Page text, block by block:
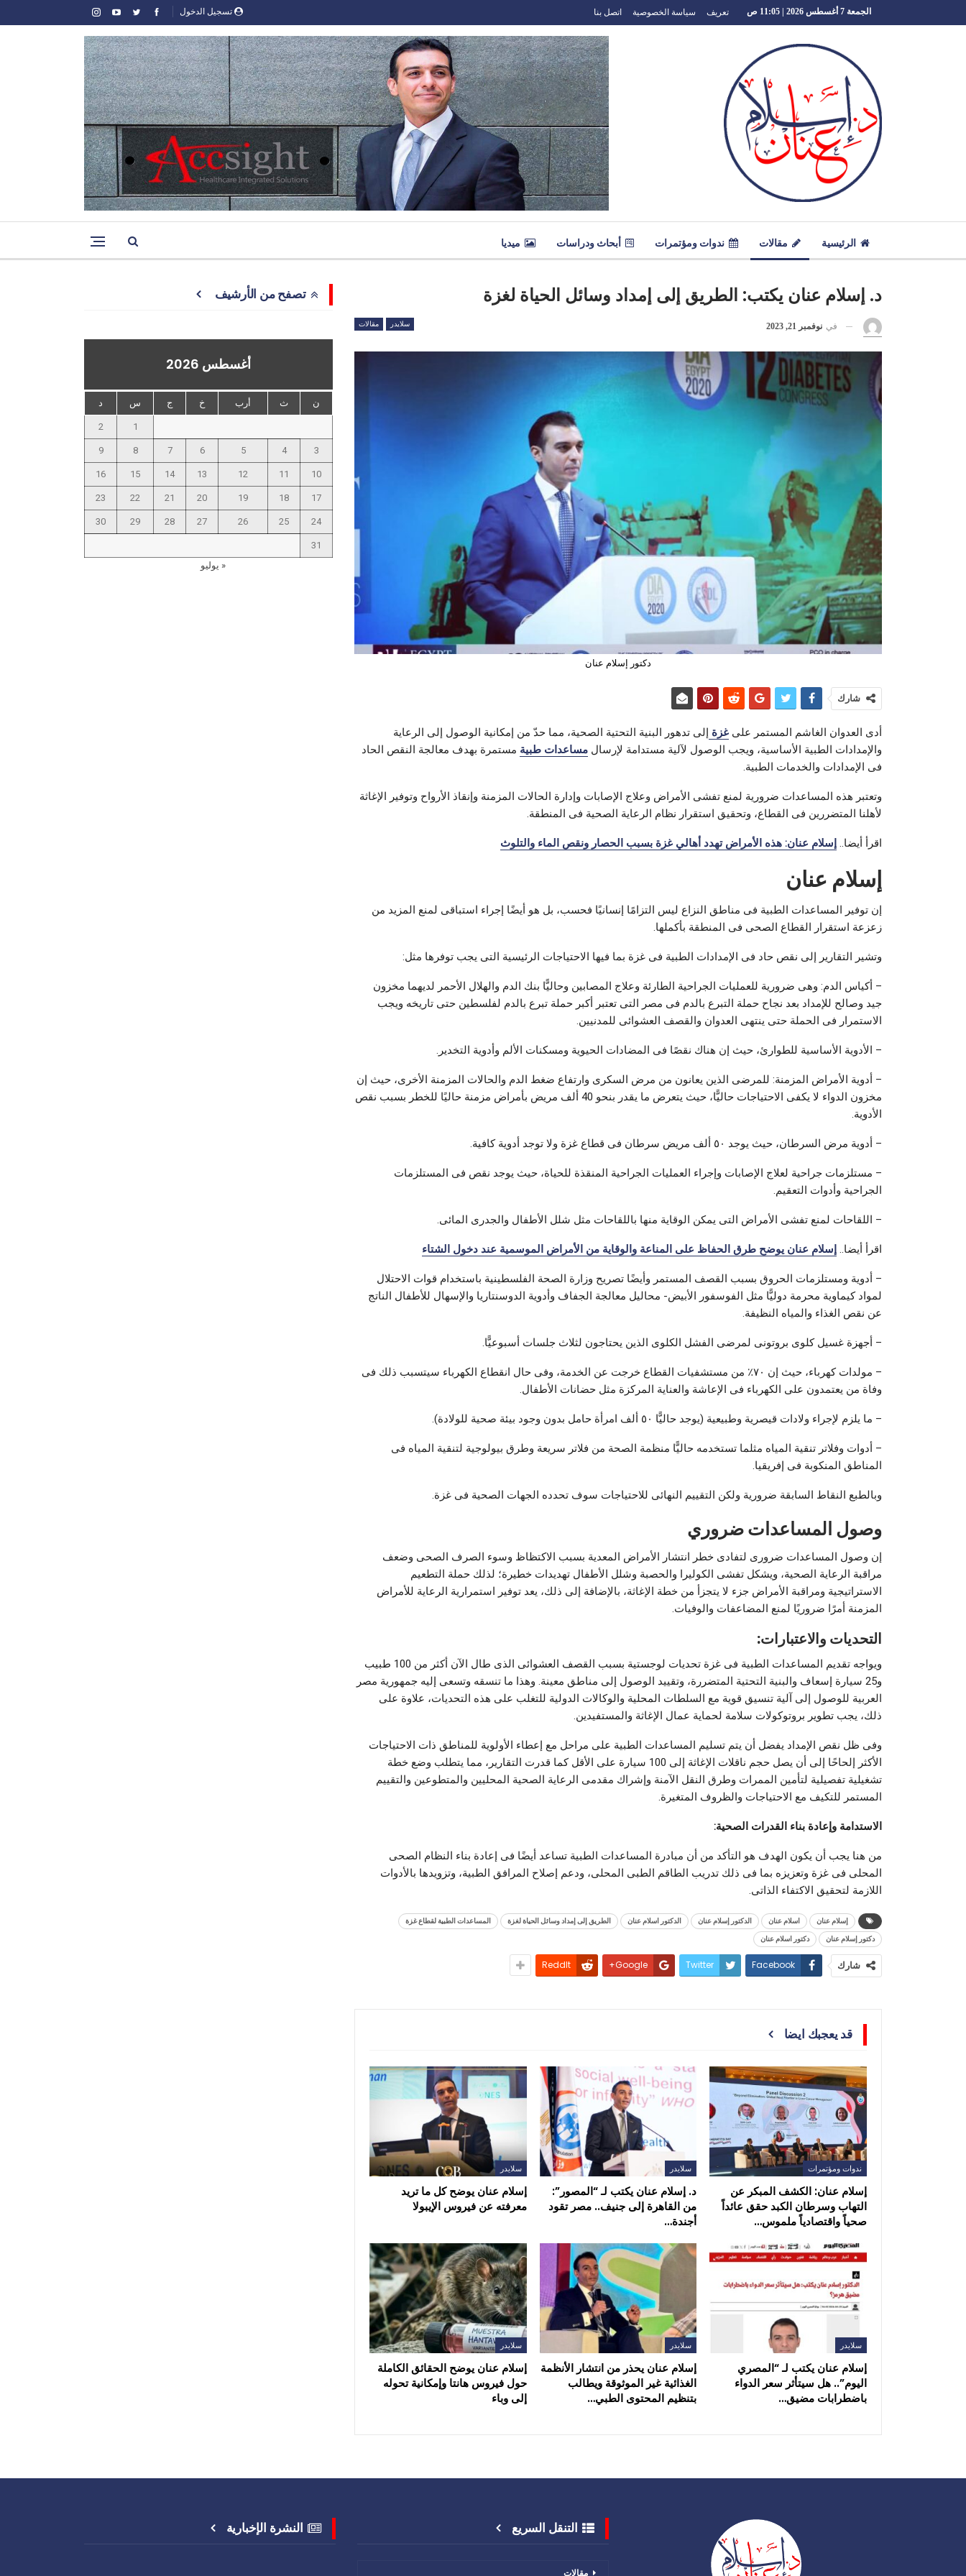
تسجيل الدخول الجمعة 7 أغسطس 2026 | 11:05 ص تعريف سياسة الخصوصية اتصل بنا
الرئيسية مقالات ندوات ومؤتمرات أبحاث ودراسات ميديا
د. إسلام عنان يكتب: الطريق إلى إمداد وسائل الحياة لغزة
سلايدر مقالات في نوفمبر 21, 2023
دكتور إسلام عنان
شارك
أدى العدوان الغاشم المستمر على غزة إلى تدهور البنية التحتية الصحية، مما حدّ من إمكانية الوصول إلى الرعاية
والإمدادات الطبية الأساسية، ويجب الوصول لآلية مستدامة لإرسال مساعدات طبية مستمرة بهدف معالجة النقص الحاد
فى الإمدادات والخدمات الطبية.
وتعتبر هذه المساعدات ضرورية لمنع تفشى الأمراض وعلاج الإصابات وإدارة الحالات المزمنة وإنقاذ الأرواح وتوفير الإغاثة
لأهلنا المتضررين فى القطاع، وتحقيق استقرار نظام الرعاية الصحية فى المنطقة.
اقرأ أيضا.. إسلام عنان: هذه الأمراض تهدد أهالي غزة بسبب الحصار ونقص الماء والتلوث
إسلام عنان
إن توفير المساعدات الطبية فى مناطق النزاع ليس التزامًا إنسانيًا فحسب، بل هو أيضًا إجراء استباقى لمنع المزيد من
زعزعة استقرار القطاع الصحى فى المنطقة بأكملها.
وتشير التقارير إلى نقص حاد فى الإمدادات الطبية فى غزة بما فيها الاحتياجات الرئيسية التى يجب توفرها مثل:
– أكياس الدم: وهى ضرورية للعمليات الجراحية الطارئة وعلاج المصابين وحاليًّا بنك الدم والهلال الأحمر لديهما مخزون
جيد وصالح للإمداد بعد نجاح حملة التبرع بالدم فى مصر التى تعتبر أكبر حملة تبرع بالدم لفلسطين حتى تاريخه ويجب
الاستمرار فى الحملة حتى ينتهى العدوان والقصف العشوائى للمدنيين.
– الأدوية الأساسية للطوارئ، حيث إن هناك نقصًا فى المضادات الحيوية ومسكنات الألم وأدوية التخدير.
– أدوية الأمراض المزمنة: للمرضى الذين يعانون من مرض السكرى وارتفاع ضغط الدم والحالات المزمنة الأخرى، حيث إن
مخزون الدواء لا يكفى الاحتياجات حاليًّا، حيث يتعرض ما يقدر بنحو 40 ألف مريض بأمراض مزمنة حاليًا للخطر بسبب نقص
الأدوية.
– أدوية مرض السرطان، حيث يوجد ٥٠ ألف مريض سرطان فى قطاع غزة ولا توجد أدوية كافية.
– مستلزمات جراحية لعلاج الإصابات وإجراء العمليات الجراحية المنقذة للحياة، حيث يوجد نقص فى المستلزمات
الجراحية وأدوات التعقيم.
– اللقاحات لمنع تفشى الأمراض التى يمكن الوقاية منها باللقاحات مثل شلل الأطفال والجدرى المائى.
اقرأ أيضا.. إسلام عنان يوضح طرق الحفاظ على المناعة والوقاية من الأمراض الموسمية عند دخول الشتاء
– أدوية ومستلزمات الحروق بسبب القصف المستمر وأيضًا تصريح وزارة الصحة الفلسطينية باستخدام قوات الاحتلال
لمواد كيماوية محرمة دوليًّا مثل الفوسفور الأبيض- محاليل معالجة الجفاف وأدوية الدوسنتاريا والإسهال للأطفال الناتج
عن نقص الغذاء والمياه النظيفة.
– أجهزة غسيل كلوى بروتونى لمرضى الفشل الكلوى الذين يحتاجون لثلاث جلسات أسبوعيًّا.
– مولدات كهرباء، حيث إن ٧٠٪ من مستشفيات القطاع خرجت عن الخدمة، وفى حال انقطاع الكهرباء سيتسبب ذلك فى
وفاة من يعتمدون على الكهرباء فى الإعاشة والعناية المركزة مثل حضانات الأطفال.
– ما يلزم لإجراء ولادات قيصرية وطبيعية (يوجد حاليًّا ٥٠ ألف امرأة حامل بدون وجود بيئة صحية للولادة).
– أدوات وفلاتر تنقية المياه مثلما تستخدمه حاليًّا منظمة الصحة من فلاتر سريعة وطرق بيولوجية لتنقية المياه فى
المناطق المنكوبة فى إفريقيا.
وبالطبع النقاط السابقة ضرورية ولكن التقييم النهائى للاحتياجات سوف تحدده الجهات الصحية فى غزة.
وصول المساعدات ضروري
إن وصول المساعدات ضرورى لتفادى خطر انتشار الأمراض المعدية بسبب الاكتظاظ وسوء الصرف الصحى وضعف
مراقبة الرعاية الصحية، ويشكل تفشى الكوليرا والحصبة وشلل الأطفال تهديدات خطيرة؛ لذلك حملة التطعيم
الاستراتيجية ومراقبة الأمراض جزء لا يتجزأ من خطة الإغاثة، بالإضافة إلى ذلك، يعد توفير استمرارية الرعاية للأمراض
المزمنة أمرًا ضروريًا لمنع المضاعفات والوفيات.
التحديات والاعتبارات:
ويواجه تقديم المساعدات الطبية فى غزة تحديات لوجستية بسبب القصف العشوائى الذى طال الآن أكثر من 100 طبيب
و25 سيارة إسعاف والبنية التحتية المتضررة، وتقييد الوصول إلى مناطق معينة. وهذا ما تنسقه وتسعى إليه جمهورية مصر
العربية للوصول إلى آلية تنسيق قوية مع السلطات المحلية والوكالات الدولية للتغلب على هذه التحديات، علاوة على
ذلك، يجب تطوير بروتوكولات سلامة لحماية عمال الإغاثة والمستفيدين.
وفى ظل نقص الإمداد يفضل أن يتم تسليم المساعدات الطبية على مراحل مع إعطاء الأولوية للمناطق ذات الاحتياجات
الأكثر إلحاحًا إلى أن يصل حجم ناقلات الإغاثة إلى 100 سيارة على الأقل كما قدرت التقارير، مما يتطلب وضع خطة
تشغيلية تفصيلية لتأمين الممرات وطرق النقل الآمنة وإشراك مقدمى الرعاية الصحية المحليين والمتطوعين والتقييم
المستمر للتكيف مع الاحتياجات والظروف المتغيرة.
الاستدامة وإعادة بناء القدرات الصحية:
من هنا يجب أن يكون الهدف هو التأكد من أن مبادرة المساعدات الطبية تساعد أيضًا فى إعادة بناء النظام الصحى
المحلى فى غزة وتعزيزه بما فى ذلك تدريب الطاقم الطبى المحلى، ودعم إصلاح المرافق الطبية، وتزويدها بالأدوات
اللازمة لتحقيق الاكتفاء الذاتى.
إسلام عنان اسلام عنان الدكتور إسلام عنان الدكتور اسلام عنان الطريق إلى إمداد وسائل الحياة لغزة
المساعدات الطبية لقطاع غزة
دكتور إسلام عنان
دكتور اسلام عنان
شارك Facebook
Twitter
Google+
ReddIt
قد يعجبك ايضا
ندوات ومؤتمرات
إسلام عنان: الكشف المبكر عن
التهاب وسرطان الكبد حقق عائداً
صحياً واقتصادياً ملموس…
سلايدر
د. إسلام عنان يكتب لـ “المصور”:
من القاهرة إلى جنيف.. مصر تقود
أجندة…
سلايدر
إسلام عنان يوضح كل ما تريد
معرفته عن فيروس الإيبولا
سلايدر
إسلام عنان يكتب لـ “المصري
اليوم”.. هل سيتأثر سعر الدواء
باضطرابات مضيق…
سلايدر
إسلام عنان يحذر من انتشار الأنظمة
الغذائية غير الموثوقة ويطالب
بتنظيم المحتوى الطبي…
سلايدر
إسلام عنان يوضح الحقائق الكاملة
حول فيروس هانتا وإمكانية تحوله
إلى وباء
تصفح من الأرشيف
أغسطس 2026
ن ث أرب خ ج س د
1
2
3
4
5
6
7
8
9
10
11
12
13
14
15
16
17
18
19
20
21
22
23
24
25
26
27
28
29
30
31
« يوليو
التنقل السريع
مقالات
النشرة الإخبارية